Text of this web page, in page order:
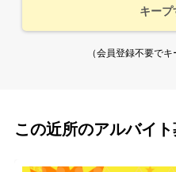
キープ
（会員登録不要で
この近所のアルバイ